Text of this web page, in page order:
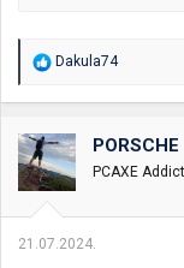
R
o
v
a
n
:
Dakula74
PORSCHE
PCAXE
21.07.2024.